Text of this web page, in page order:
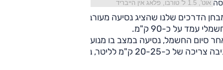
הדרכים שלנו שהציג נסיעה מעורבת ודי מאומצת טווח
עמד על כ-90 ק"מ.
סיום החשמל, נסיעה במצב בו מנוע הבנזין שימש כגנרטור
של כ-20-25 ק"מ לליטר, נתון מצוין למסחרית כזו.